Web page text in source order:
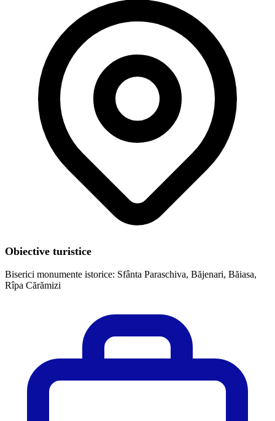
Obiective turistice
Biserici monumente istorice: Sfânta Paraschiva, Băjenari, Băiasa,
Rîpa Cărămizi